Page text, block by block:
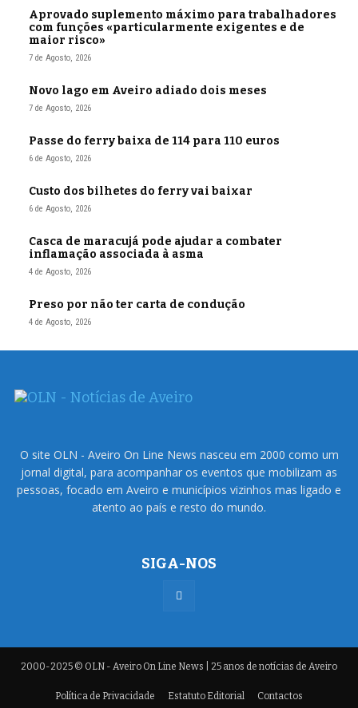
Aprovado suplemento máximo para trabalhadores
com funções «particularmente exigentes e de
maior risco»
7 de Agosto, 2026
Novo lago em Aveiro adiado dois meses
7 de Agosto, 2026
Passe do ferry baixa de 114 para 110 euros
6 de Agosto, 2026
Custo dos bilhetes do ferry vai baixar
6 de Agosto, 2026
Casca de maracujá pode ajudar a combater
inflamação associada à asma
4 de Agosto, 2026
Preso por não ter carta de condução
4 de Agosto, 2026
O site OLN - Aveiro On Line News nasceu em 2000 como um
jornal digital, para acompanhar os eventos que mobilizam as
pessoas, focado em Aveiro e municípios vizinhos mas ligado e
atento ao país e resto do mundo.
SIGA-NOS
2000-2025 © OLN - Aveiro On Line News | 25 anos de notícias de Aveiro
Política de Privacidade Estatuto Editorial Contactos